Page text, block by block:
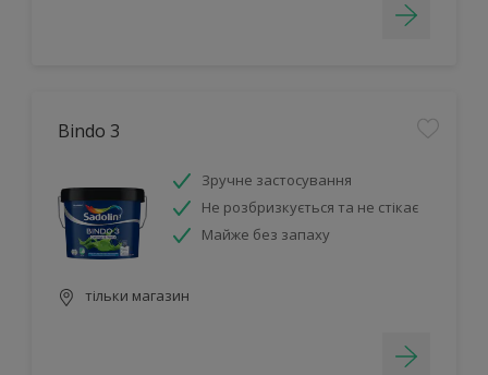
Bindo 3
Зручне застосування
Не розбризкується та не стікає
Майже без запаху
тільки магазин